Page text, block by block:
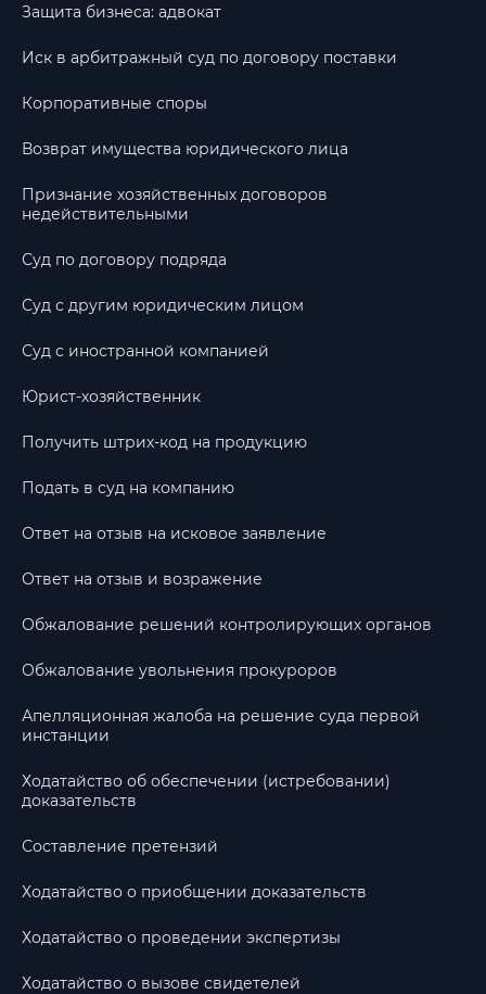
Защита бизнеса: адвокат
Иск в арбитражный суд по договору поставки
Корпоративные споры
Возврат имущества юридического лица
Признание хозяйственных договоров
недействительными
Суд по договору подряда
Суд с другим юридическим лицом
Суд с иностранной компанией
Юрист-хозяйственник
Получить штрих-код на продукцию
Подать в суд на компанию
Ответ на отзыв на исковое заявление
Ответ на отзыв и возражение
Обжалование решений контролирующих органов
Обжалование увольнения прокуроров
Апелляционная жалоба на решение суда первой
инстанции
Ходатайство об обеспечении (истребовании)
доказательств
Составление претензий
Ходатайство о приобщении доказательств
Ходатайство о проведении экспертизы
Ходатайство о вызове свидетелей